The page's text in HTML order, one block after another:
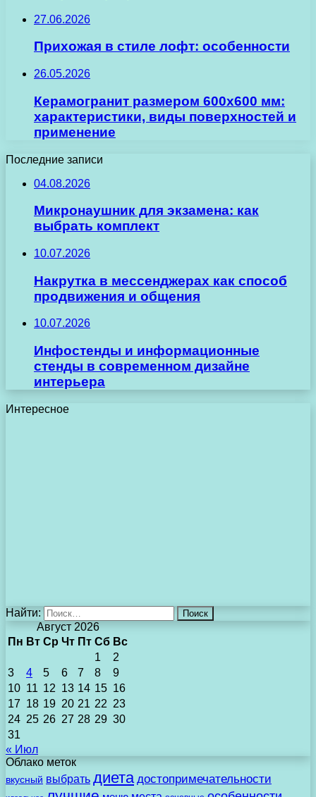
27.06.2026
Прихожая в стиле лофт: особенности
26.05.2026
Керамогранит размером 600х600 мм:
характеристики, виды поверхностей и
применение
Последние записи
04.08.2026
Микронаушник для экзамена: как
выбрать комплект
10.07.2026
Накрутка в мессенджерах как способ
продвижения и общения
10.07.2026
Инфостенды и информационные
стенды в современном дизайне
интерьера
Интересное
Найти:
Август 2026
Пн Вт Ср Чт Пт Сб Вс
1
2
3
4 5 6 7 8
9
10 11 12 13 14 15 16
17 18 19 20 21 22 23
24 25 26 27 28 29 30
31
« Июл
Облако меток
вкусный выбрать диета достопримечательности